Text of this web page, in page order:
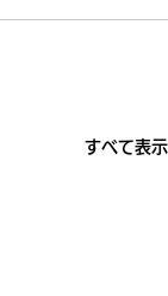
すべて表示